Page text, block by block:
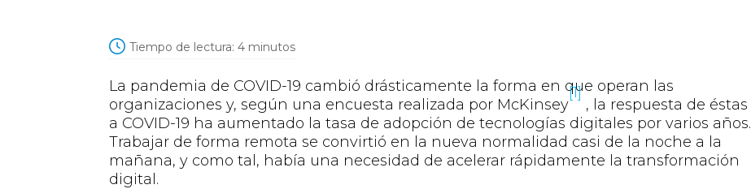
Tiempo de lectura: 4 minutos
La pandemia de COVID-19 cambió drásticamente la forma en que operan las
organizaciones y, según una encuesta realizada por McKinsey
[1]
, la respuesta de éstas
a COVID-19 ha aumentado la tasa de adopción de tecnologías digitales por varios años.
Trabajar de forma remota se convirtió en la nueva normalidad casi de la noche a la
mañana, y como tal, había una necesidad de acelerar rápidamente la transformación
digital.